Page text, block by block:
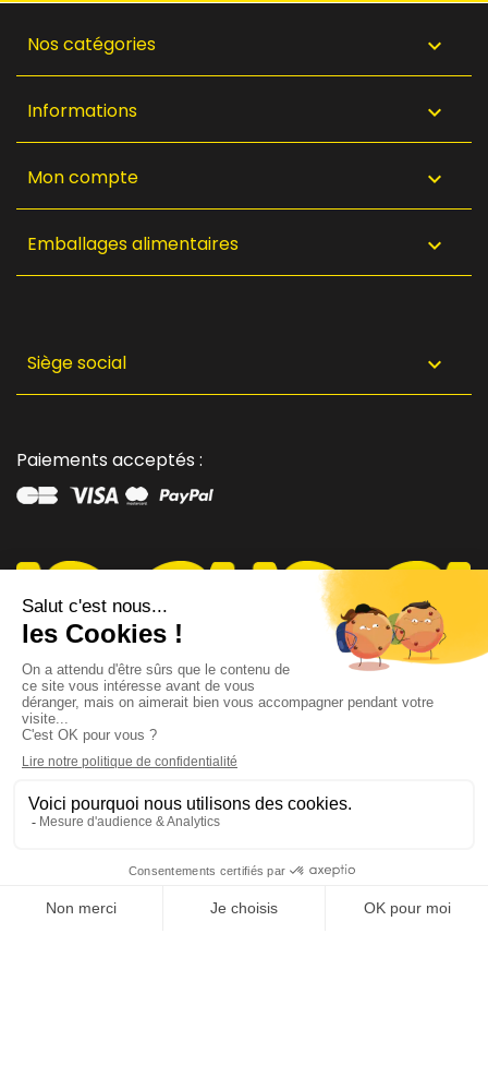
CONSEILLER PAPA
Nos catégories 
Informations 
Mon compte 
Emballages alimentaires 
Siège social 
Paiements acceptés :
Suivez-nous